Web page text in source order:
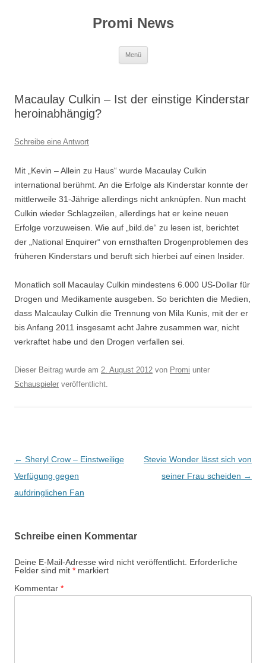
Promi News
Menü
Macaulay Culkin – Ist der einstige Kinderstar
heroinabhängig?
Schreibe eine Antwort
Mit „Kevin – Allein zu Haus“ wurde Macaulay Culkin
international berühmt. An die Erfolge als Kinderstar konnte der
mittlerweile 31-Jährige allerdings nicht anknüpfen. Nun macht
Culkin wieder Schlagzeilen, allerdings hat er keine neuen
Erfolge vorzuweisen. Wie auf „bild.de“ zu lesen ist, berichtet
der „National Enquirer“ von ernsthaften Drogenproblemen des
früheren Kinderstars und beruft sich hierbei auf einen Insider.
Monatlich soll Macaulay Culkin mindestens 6.000 US-Dollar für
Drogen und Medikamente ausgeben. So berichten die Medien,
dass Malcaulay Culkin die Trennung von Mila Kunis, mit der er
bis Anfang 2011 insgesamt acht Jahre zusammen war, nicht
verkraftet habe und den Drogen verfallen sei.
Dieser Beitrag wurde am 2. August 2012 von Promi unter
Schauspieler veröffentlicht.
Beitragsnavigation
← Sheryl Crow – Einstweilige
Verfügung gegen
aufdringlichen Fan
Stevie Wonder lässt sich von
seiner Frau scheiden →
Schreibe einen Kommentar
Deine E-Mail-Adresse wird nicht veröffentlicht. Erforderliche
Felder sind mit * markiert
Kommentar *